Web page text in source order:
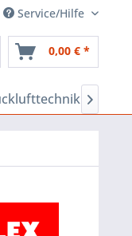
Service/Hilfe
0,00 € *
